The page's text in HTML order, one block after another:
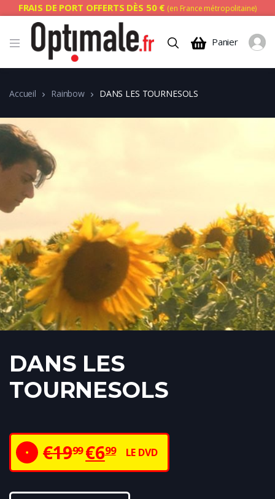
FRAIS DE PORT OFFERTS DÈS 50 € (en France métropolitaine)
Panier
Accueil Rainbow DANS LES TOURNESOLS
DANS LES
TOURNESOLS
€1999 €699 LE DVD